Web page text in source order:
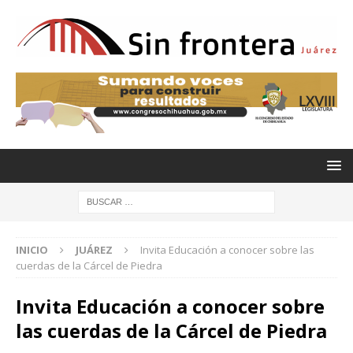
INICIO JUÁREZ
Invita Educación a conocer sobre las
cuerdas de la Cárcel de Piedra
Invita Educación a conocer sobre
las cuerdas de la Cárcel de Piedra